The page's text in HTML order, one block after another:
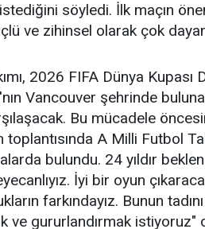
söyledi. İlk maçın
ve zihinsel olarak çok
2026 FIFA Dünya Kupası
Vancouver şehrinde
Bu mücadele
toplantısında A Milli Futbol
bulundu. 24 yıldır
İyi bir oyun
farkındayız. Bunun
ve gururlandırmak istiyoruz"